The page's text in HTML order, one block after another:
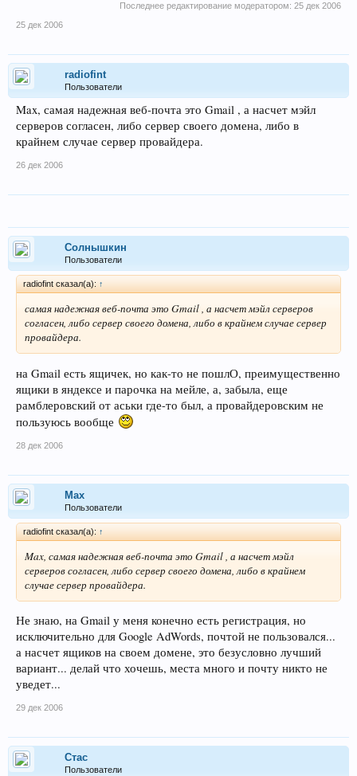
Последнее редактирование модератором: 25 дек 2006
25 дек 2006
radiofint
Пользователи
Max, самая надежная веб-почта это Gmail , а насчет мэйл
серверов согласен, либо сервер своего домена, либо в
крайнем случае сервер провайдера.
26 дек 2006
Солнышкин
Пользователи
radiofint сказал(а): ↑
самая надежная веб-почта это Gmail , а насчет мэйл серверов
согласен, либо сервер своего домена, либо в крайнем случае сервер
провайдера.
на Gmail есть ящичек, но как-то не пошлО, преимущественно
ящики в яндексе и парочка на мейле, а, забыла, еще
рамблеровский от аськи где-то был, а провайдеровским не
пользуюсь вообще
28 дек 2006
Max
Пользователи
radiofint сказал(а): ↑
Max, самая надежная веб-почта это Gmail , а насчет мэйл
серверов согласен, либо сервер своего домена, либо в крайнем
случае сервер провайдера.
Не знаю, на Gmail у меня конечно есть регистрация, но
исключительно для Google AdWords, почтой не пользовался...
а насчет ящиков на своем домене, это безусловно лучший
вариант... делай что хочешь, места много и почту никто не
уведет...
29 дек 2006
Стас
Пользователи